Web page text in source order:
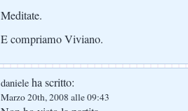
Meditate.
E compriamo Viviano.
daniele ha scritto:
Marzo 20th, 2008 alle 09:43